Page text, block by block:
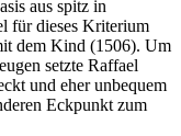
aus spitz in
für dieses Kriterium
dem Kind (1506). Um
setzte Raffael
und eher unbequem
Eckpunkt zum